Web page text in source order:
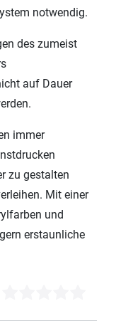
notwendig.
des zumeist
auf Dauer
immer
zu gestalten
Mit einer
und
erstaunliche